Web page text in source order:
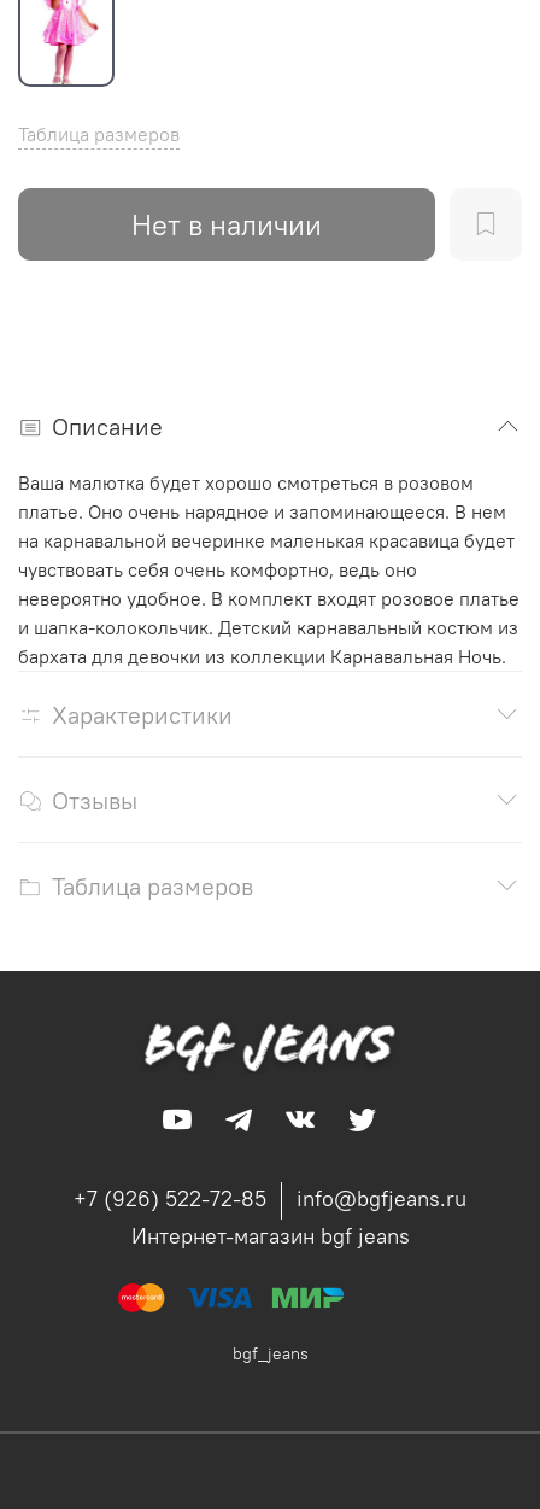
Таблица размеров
Нет в наличии
Описание
Ваша малютка будет хорошо смотреться в розовом
платье. Оно очень нарядное и запоминающееся. В нем
на карнавальной вечеринке маленькая красавица будет
чувствовать себя очень комфортно, ведь оно
невероятно удобное. В комплект входят розовое платье
и шапка-колокольчик. Детский карнавальный костюм из
бархата для девочки из коллекции Карнавальная Ночь.
Характеристики
Отзывы
Таблица размеров
+7 (926) 522-72-85
info@bgfjeans.ru
Интернет-магазин bgf jeans
bgf_jeans